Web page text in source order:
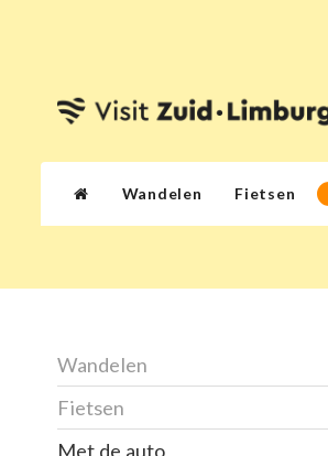
Wandelen Fietsen
Wandelen
Fietsen
Met de auto